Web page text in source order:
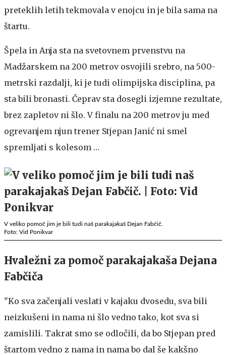
preteklih letih tekmovala v enojcu in je bila sama na
štartu.
Špela in Anja sta na svetovnem prvenstvu na
Madžarskem na 200 metrov osvojili srebro, na 500-
metrski razdalji, ki je tudi olimpijska disciplina, pa
sta bili bronasti. Čeprav sta dosegli izjemne rezultate,
brez zapletov ni šlo. V finalu na 200 metrov ju med
ogrevanjem njun trener Stjepan Janić ni smel
spremljati s kolesom …
V veliko pomoč jim je bili tudi naš parakajakaš Dejan Fabčič.
Foto: Vid Ponikvar
Hvaležni za pomoč parakajakaša Dejana
Fabčiča
"Ko sva začenjali veslati v kajaku dvosedu, sva bili
neizkušeni in nama ni šlo vedno tako, kot sva si
zamislili. Takrat smo se odločili, da bo Stjepan pred
štartom vedno z nama in nama bo dal še kakšno